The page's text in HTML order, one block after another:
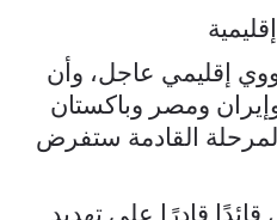
إقليمي عاجل، وأن
ومصر وباكستان
القادمة ستفرض
قادرًا على تهديد